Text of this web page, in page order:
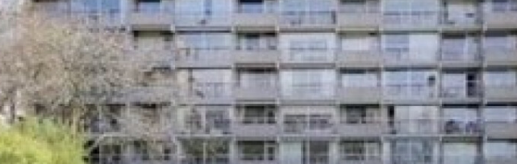
Alle veelgestelde vragen